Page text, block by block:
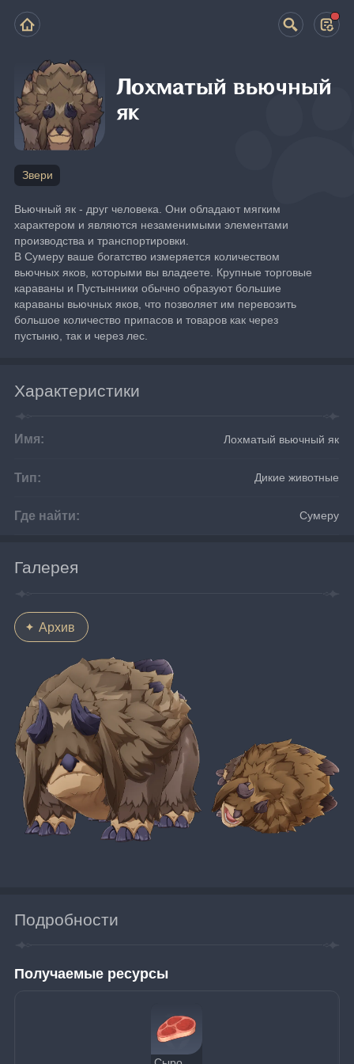
Лохматый вьючный
як
Звери
Вьючный як - друг человека. Они обладают мягким
характером и являются незаменимыми элементами
производства и транспортировки.
В Сумеру ваше богатство измеряется количеством
вьючных яков, которыми вы владеете. Крупные торговые
караваны и Пустынники обычно образуют большие
караваны вьючных яков, что позволяет им перевозить
большое количество припасов и товаров как через
пустыню, так и через лес.
Характеристики
Имя: Лохматый вьючный як
Тип: Дикие животные
Где найти: Сумеру
Галерея
Архив
Подробности
Получаемые ресурсы